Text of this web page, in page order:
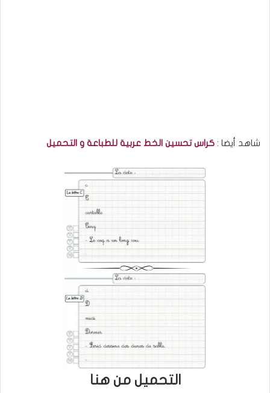
شاهد أيضا : كراس تحسين الخط عربية للطباعة و التحميل
التحميل من هنا